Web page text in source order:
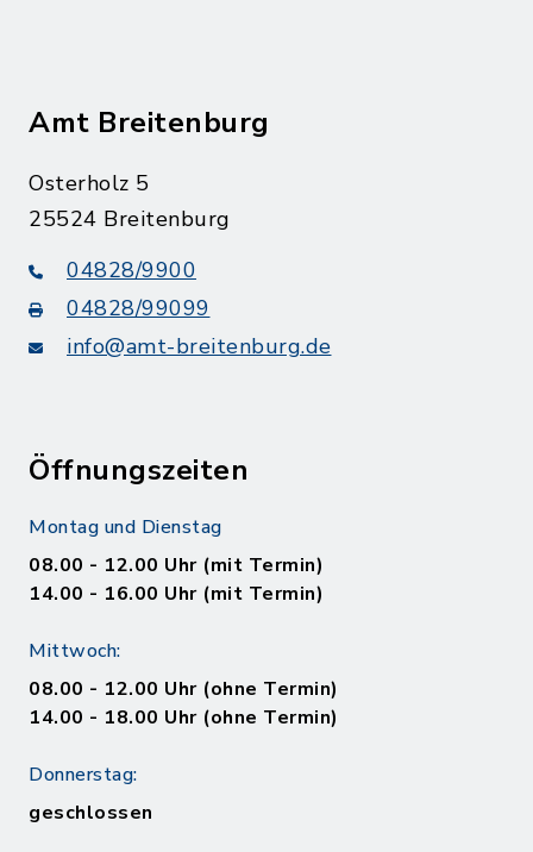
Amt Breitenburg
Osterholz 5
25524 Breitenburg
04828/9900
04828/99099
info@amt-breitenburg.de
Öffnungszeiten
Montag und Dienstag
08.00 - 12.00 Uhr (mit Termin)
14.00 - 16.00 Uhr (mit Termin)
Mittwoch:
08.00 - 12.00 Uhr (ohne Termin)
14.00 - 18.00 Uhr (ohne Termin)
Donnerstag:
geschlossen